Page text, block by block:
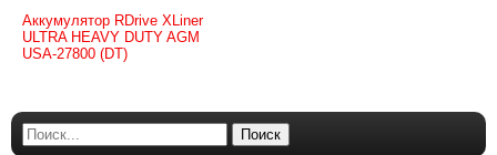
Аккумулятор RDrive XLiner
ULTRA HEAVY DUTY AGM
USA-27800 (DT)
Поиск